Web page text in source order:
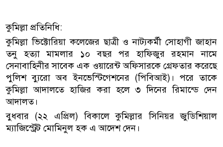
কুমিল্লা প্রতিনিধি:
কুমিল্লা ভিক্টোরিয়া কলেজের ছাত্রী ও নাট্যকর্মী সোহাগী জাহান
তনু হত্যা মামলার ১০ বছর পর হাফিজুর রহমান নামে
সেনাবাহিনীর সাবেক এক ওয়ারেন্ট অফিসারকে গ্রেফতার করেছে
পুলিশ ব্যুরো অব ইনভেস্টিগেশনের (পিবিআই)। পরে তাকে
কুমিল্লা আদালতে হাজির করা হলে ৩ দিনের রিমান্ডে দেন
আদালত।
বুধবার (২২ এপ্রিল) বিকালে কুমিল্লার সিনিয়র জুডিশিয়াল
ম্যাজিস্ট্রেট মোমিনুল হক এ আদেশ দেন।